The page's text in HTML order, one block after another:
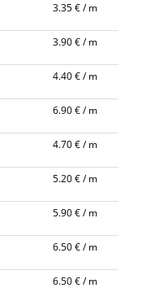
3.35 € / m
3.90 € / m
4.40 € / m
6.90 € / m
4.70 € / m
5.20 € / m
5.90 € / m
6.50 € / m
6.50 € / m